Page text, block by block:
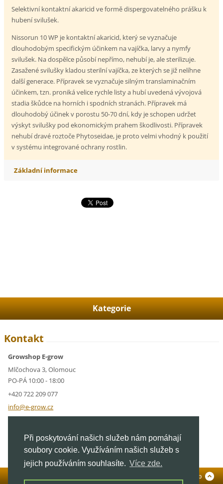
Při poskytování našich služeb nám pomáhají
soubory cookie. Využíváním našich služeb s
jejich používáním souhlasíte. Více zde.
Selektivní kontaktní akaricid ve formě dispergovatelného prášku k
hubení svilušek.
Nissorun 10 WP je kontaktní akaricid, který se vyznačuje
dlouhodobým specifickým účinkem na vajíčka, larvy a nymfy
svilušek. Na dospělce působí nepřímo, nehubí je, ale sterilizuje.
Zasažené svilušky kladou sterilní vajíčka, ze kterých se již nelíhne
další generace. Přípravek se vyznačuje silným translaminačním
účinkem, tzn. proniká velice rychle listy a hubí uvedená vývojová
stadia škůdce na horních i spodních stranách. Přípravek má
dlouhodobý účinek v porostu 50-70 dní, kdy je schopen udržet
výskyt svilušky pod ekonomickým prahem škodlivosti. Přípravek
nehubí dravé roztoče Phytoseidae, je proto velmi vhodný k použití
v systému integrované ochrany rostlin.
Základní informace
Kategorie
Kontakt
Growshop E-grow
Mlčochova 3, Olomouc
PO-PÁ 10:00 - 18:00
+420 722 209 077
info@e-grow.cz
IČ: 05928591
DIČ: CZ05928591
To Top